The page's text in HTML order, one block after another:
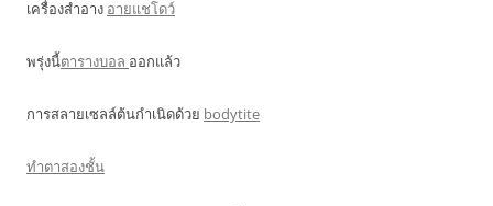
เครื่องสำอาง อายแชโดว์
พรุ่งนี้ตารางบอล ออกแล้ว
การสลายเซลล์ต้นกำเนิดด้วย bodytite
ทำตาสองชั้น